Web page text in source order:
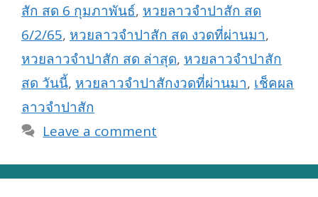
สัก สด 6 กุมภาพันธ์, หวยลาวจำปาสัก สด
6/2/65, หวยลาวจำปาสัก สด งวดที่ผ่านมา,
หวยลาวจำปาสัก สด ล่าสุด, หวยลาวจำปาสัก
สด วันนี้, หวยลาวจำปาสักงวดที่ผ่านมา, เช็คผล
ลาวจำปาสัก
Leave a comment